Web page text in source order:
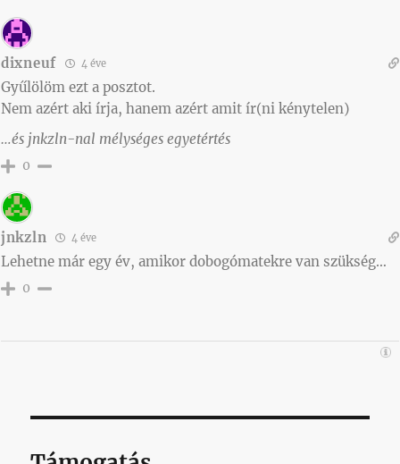
dixneuf 4 éve
Gyűlölöm ezt a posztot.
Nem azért aki írja, hanem azért amit ír(ni kénytelen)
…és jnkzln-nal mélységes egyetértés
0
jnkzln 4 éve
Lehetne már egy év, amikor dobogómatekre van szükség…
0